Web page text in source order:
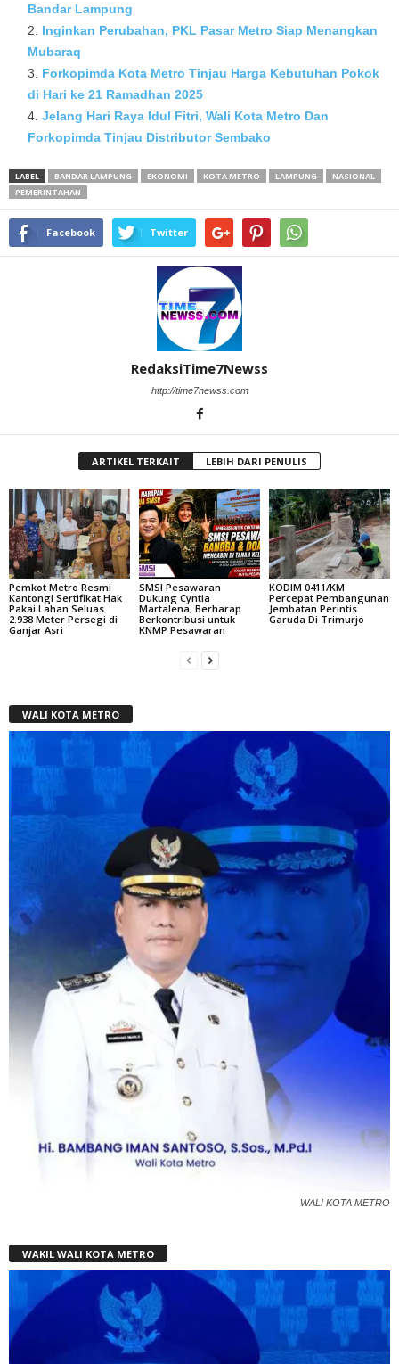
Bandar Lampung
Inginkan Perubahan, PKL Pasar Metro Siap Menangkan
Mubaraq
Forkopimda Kota Metro Tinjau Harga Kebutuhan Pokok
di Hari ke 21 Ramadhan 2025
Jelang Hari Raya Idul Fitri, Wali Kota Metro Dan
Forkopimda Tinjau Distributor Sembako
LABEL BANDAR LAMPUNG EKONOMI KOTA METRO LAMPUNG
NASIONAL
PEMERINTAHAN
Facebook Twitter
RedaksiTime7Newss
http://time7newss.com
ARTIKEL TERKAIT LEBIH DARI PENULIS
Pemkot Metro Resmi
Kantongi Sertifikat Hak
Pakai Lahan Seluas
2.938 Meter Persegi di
Ganjar Asri
SMSI Pesawaran
Dukung Cyntia
Martalena, Berharap
Berkontribusi untuk
KNMP Pesawaran
KODIM 0411/KM
Percepat Pembangunan
Jembatan Perintis
Garuda Di Trimurjo
WALI KOTA METRO
WALI KOTA METRO
WAKIL WALI KOTA METRO